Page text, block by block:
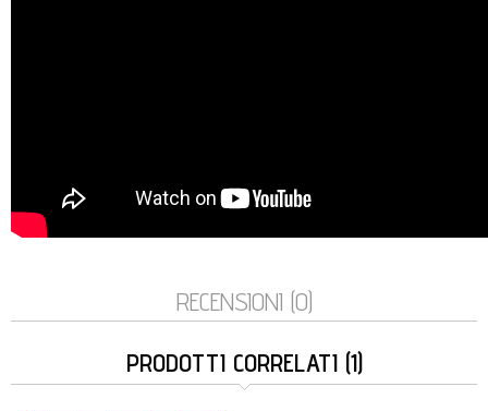
RECENSIONI (0)
PRODOTTI CORRELATI (1)